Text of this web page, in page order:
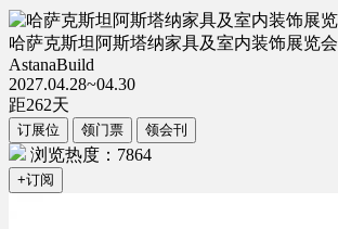
哈萨克斯坦阿斯塔纳家具及室内装饰展览会
AstanaBuild
2027.04.28~04.30
距262天
订展位 领门票 领会刊
浏览热度：7864
+订阅